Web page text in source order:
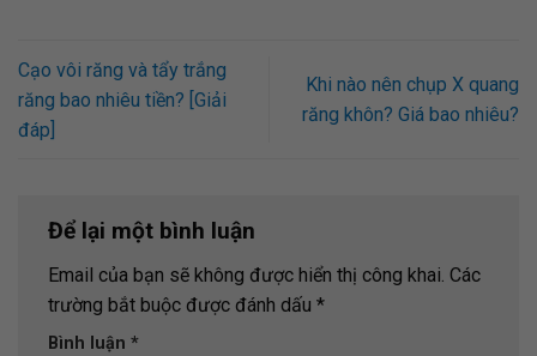
Cạo vôi răng và tẩy trắng
răng bao nhiêu tiền? [Giải
đáp]
Khi nào nên chụp X quang
răng khôn? Giá bao nhiêu?
Để lại một bình luận
Email của bạn sẽ không được hiển thị công khai. Các
trường bắt buộc được đánh dấu *
Bình luận *